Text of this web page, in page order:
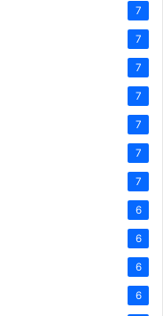
7
7
7
7
7
7
7
6
6
6
6